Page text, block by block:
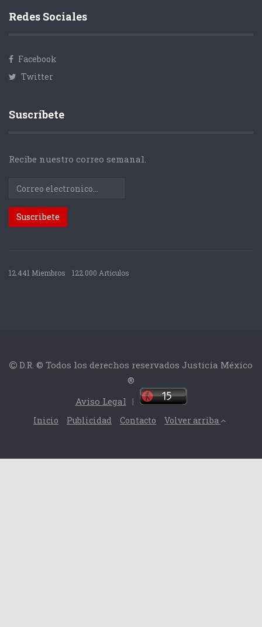
Redes Sociales
Facebook
Twitter
Suscríbete
Recibe nuestro correo semanal.
12.441 Miembros 122.000 Articulos
D.R. © Todos los derechos reservados Justicia México
®
Aviso Legal |
Inicio Publicidad Contacto Volver arriba